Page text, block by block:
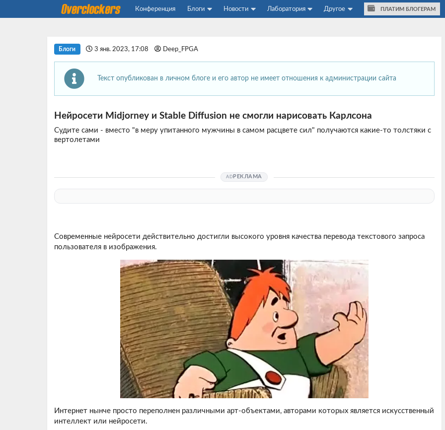
Конференция Блоги Новости Лаборатория Другое ПЛАТИМ БЛОГЕРАМ
Блоги 3 янв. 2023, 17:08 Deep_FPGA
Текст опубликован в личном блоге и его автор не имеет отношения к администрации сайта
Нейросети Midjorney и Stable Diffusion не смогли нарисовать Карлсона
Судите сами - вместо "в меру упитанного мужчины в самом расцвете сил" получаются какие-то толстяки с
вертолетами
РЕКЛАМА
Современные нейросети действительно достигли высокого уровня качества перевода текстового запроса
пользователя в изображения.
Интернет нынче просто переполнен различными арт-объектами, авторами которых является искусственный
интеллект или нейросети.